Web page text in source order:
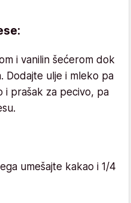
i vanilin šećerom dok
Dodajte ulje i mleko pa
i prašak za pecivo, pa
umešajte kakao i 1/4